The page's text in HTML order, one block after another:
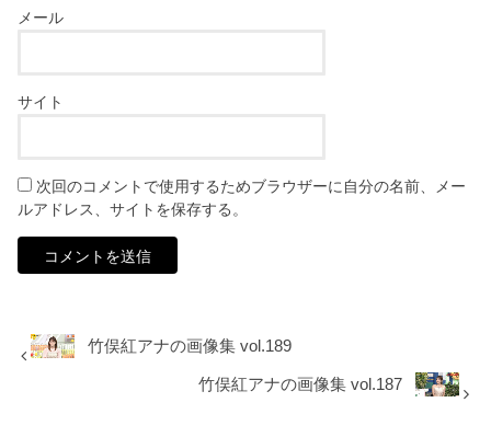
メール
サイト
次回のコメントで使用するためブラウザーに自分の名前、メー
ルアドレス、サイトを保存する。
竹俣紅アナの画像集 vol.189
竹俣紅アナの画像集 vol.187